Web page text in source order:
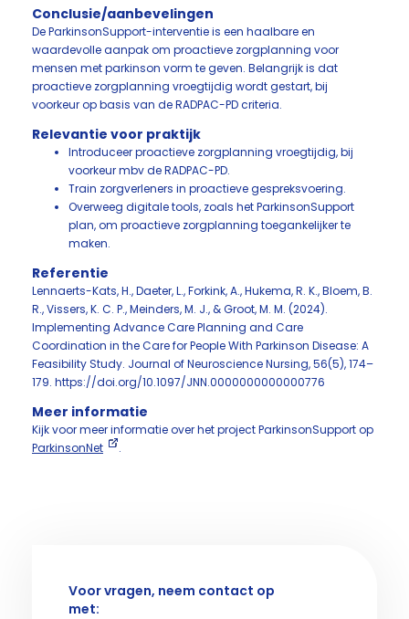
Conclusie/aanbevelingen
De ParkinsonSupport-interventie is een haalbare en
waardevolle aanpak om proactieve zorgplanning voor
mensen met parkinson vorm te geven. Belangrijk is dat
proactieve zorgplanning vroegtijdig wordt gestart, bij
voorkeur op basis van de RADPAC-PD criteria.
Relevantie voor praktijk
Introduceer proactieve zorgplanning vroegtijdig, bij
voorkeur mbv de RADPAC-PD.
Train zorgverleners in proactieve gespreksvoering.
Overweeg digitale tools, zoals het ParkinsonSupport
plan, om proactieve zorgplanning toegankelijker te
maken.
Referentie
Lennaerts-Kats, H., Daeter, L., Forkink, A., Hukema, R. K., Bloem, B.
R., Vissers, K. C. P., Meinders, M. J., & Groot, M. M. (2024).
Implementing Advance Care Planning and Care
Coordination in the Care for People With Parkinson Disease: A
Feasibility Study. Journal of Neuroscience Nursing, 56(5), 174–
179. https://doi.org/10.1097/JNN.0000000000000776
Meer informatie
Kijk voor meer informatie over het project ParkinsonSupport op
ParkinsonNet
.
Voor vragen, neem contact op
met: